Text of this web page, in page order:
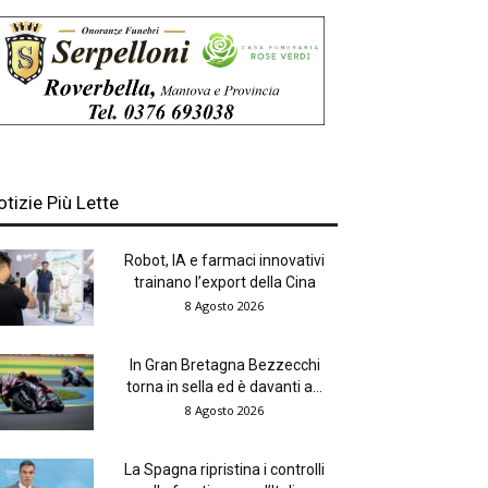
Più Lette
Robot, IA e farmaci innovativi
trainano l’export della Cina
8 Agosto 2026
In Gran Bretagna Bezzecchi
torna in sella ed è davanti a...
8 Agosto 2026
La Spagna ripristina i controlli